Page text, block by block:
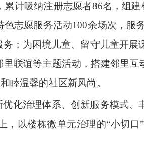
计吸纳注册志愿者86名，组
志愿服务活动100余场次，
；为困境儿童、留守儿童开
联谊等主题活动，搭建邻里
睦温馨的社区新风尚。
化治理体系、创新服务模式
以楼栋微单元治理的“小切